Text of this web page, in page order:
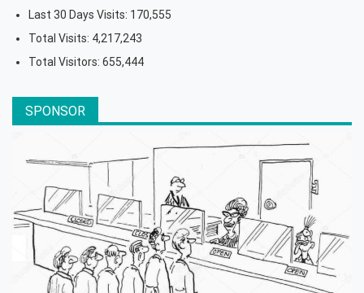
Last 30 Days Visits: 170,555
Total Visits: 4,217,243
Total Visitors: 655,444
SPONSOR